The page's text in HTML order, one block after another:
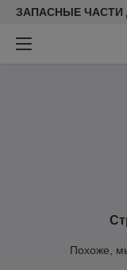
ЗАПАСНЫЕ ЧАСТИ
Похоже,